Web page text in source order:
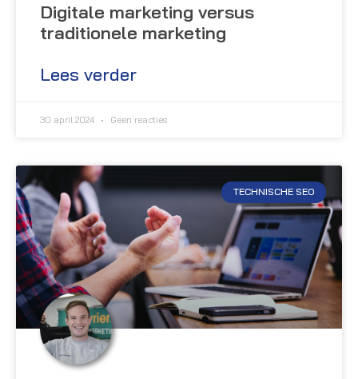
Digitale marketing versus
traditionele marketing
Lees verder
30 april 2024 Geen reacties
TECHNISCHE SEO